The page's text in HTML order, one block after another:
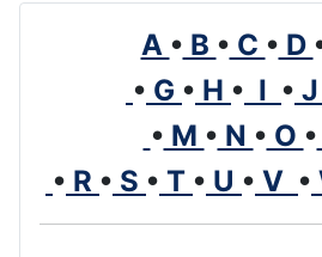
A • B • C • D
• G • H • I • J
• M • N • O •
• R • S • T • U • V •